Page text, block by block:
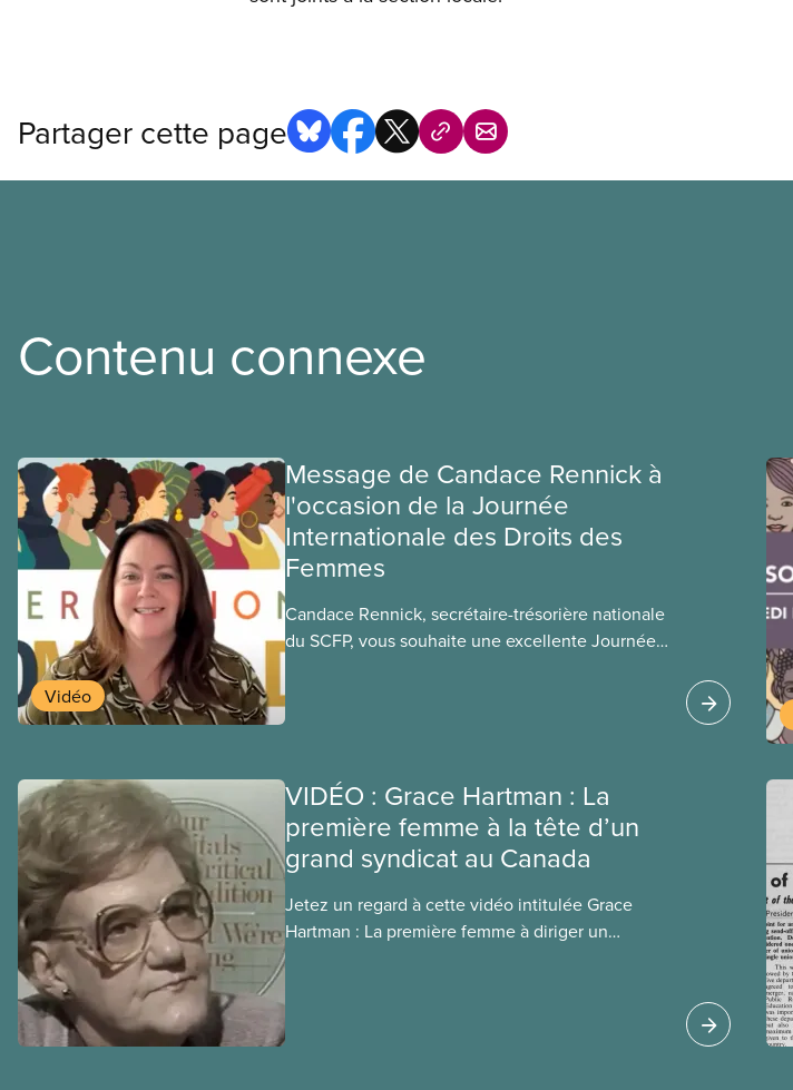
Partager cette page
Contenu connexe
Vidéo
Message de Candace Rennick à
l'occasion de la Journée
Internationale des Droits des
Femmes
Candace Rennick, secrétaire-trésorière nationale
du SCFP, vous souhaite une excellente Journée
VIDÉO : Grace Hartman : La
première femme à la tête d’un
grand syndicat au Canada
Jetez un regard à cette vidéo intitulée Grace
Hartman : La première femme à diriger un